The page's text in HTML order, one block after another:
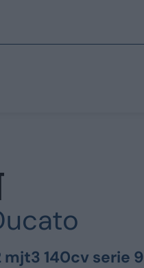
25.000
€ 35.000
mjt3 140cv serie 9